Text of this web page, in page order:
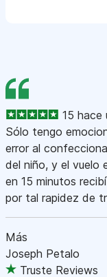
15 hace
Sólo tengo
error al
del niño, y el vuelo
en 15 minutos
por tal rapidez de
Más
Joseph Petalo
Truste Reviews